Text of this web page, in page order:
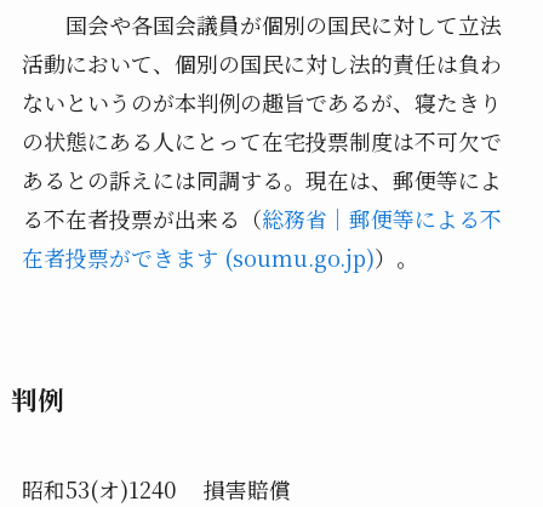
国会や各国会議員が個別の国民に対して立法
活動において、個別の国民に対し法的責任は負わ
ないというのが本判例の趣旨であるが、寝たきり
の状態にある人にとって在宅投票制度は不可欠で
あるとの訴えには同調する。現在は、郵便等によ
る不在者投票が出来る（総務省｜郵便等による不
在者投票ができます (soumu.go.jp)）。
判例
昭和53(オ)1240 損害賠償